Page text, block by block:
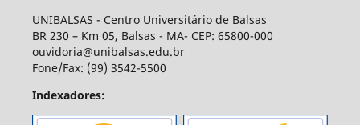
UNIBALSAS - Centro Universitário de Balsas
BR 230 – Km 05, Balsas - MA- CEP: 65800-000
ouvidoria@unibalsas.edu.br
Fone/Fax: (99) 3542-5500
Indexadores: